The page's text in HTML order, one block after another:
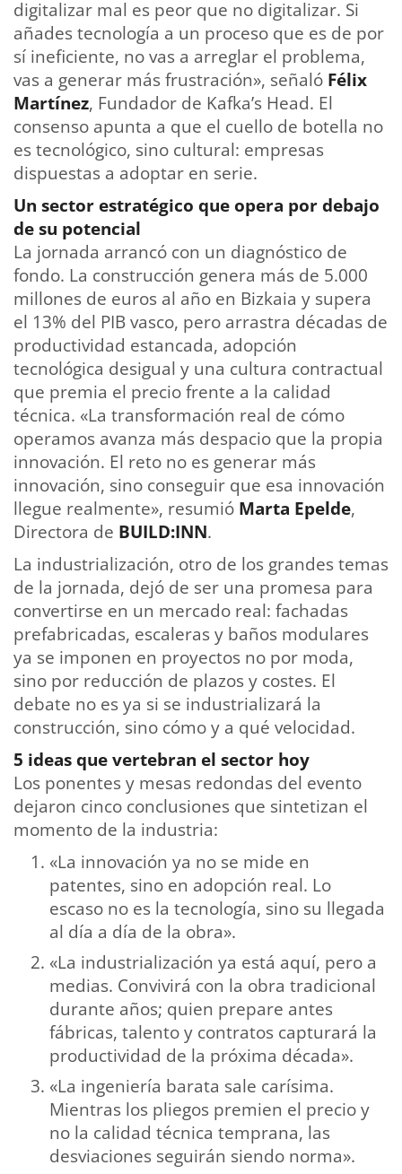
digitalizar mal es peor que no digitalizar. Si
añades tecnología a un proceso que es de por
sí ineficiente, no vas a arreglar el problema,
vas a generar más frustración», señaló Félix
Martínez, Fundador de Kafka’s Head. El
consenso apunta a que el cuello de botella no
es tecnológico, sino cultural: empresas
dispuestas a adoptar en serie.
Un sector estratégico que opera por debajo
de su potencial
La jornada arrancó con un diagnóstico de
fondo. La construcción genera más de 5.000
millones de euros al año en Bizkaia y supera
el 13% del PIB vasco, pero arrastra décadas de
productividad estancada, adopción
tecnológica desigual y una cultura contractual
que premia el precio frente a la calidad
técnica. «La transformación real de cómo
operamos avanza más despacio que la propia
innovación. El reto no es generar más
innovación, sino conseguir que esa innovación
llegue realmente», resumió Marta Epelde,
Directora de BUILD:INN.
La industrialización, otro de los grandes temas
de la jornada, dejó de ser una promesa para
convertirse en un mercado real: fachadas
prefabricadas, escaleras y baños modulares
ya se imponen en proyectos no por moda,
sino por reducción de plazos y costes. El
debate no es ya si se industrializará la
construcción, sino cómo y a qué velocidad.
5 ideas que vertebran el sector hoy
Los ponentes y mesas redondas del evento
dejaron cinco conclusiones que sintetizan el
momento de la industria:
«La innovación ya no se mide en
patentes, sino en adopción real. Lo
escaso no es la tecnología, sino su llegada
al día a día de la obra».
«La industrialización ya está aquí, pero a
medias. Convivirá con la obra tradicional
durante años; quien prepare antes
fábricas, talento y contratos capturará la
productividad de la próxima década».
«La ingeniería barata sale carísima.
Mientras los pliegos premien el precio y
no la calidad técnica temprana, las
desviaciones seguirán siendo norma».